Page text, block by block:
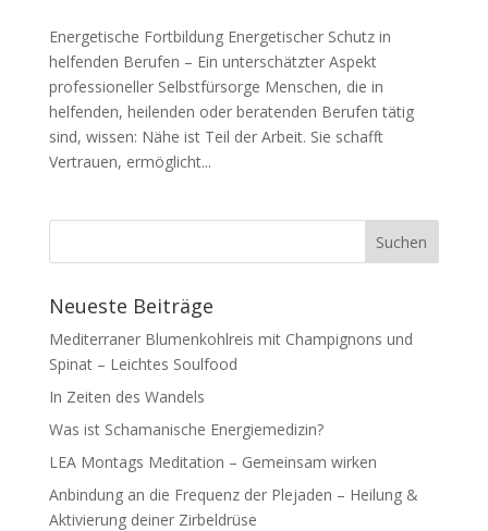
Energetische Fortbildung Energetischer Schutz in
helfenden Berufen – Ein unterschätzter Aspekt
professioneller Selbstfürsorge Menschen, die in
helfenden, heilenden oder beratenden Berufen tätig
sind, wissen: Nähe ist Teil der Arbeit. Sie schafft
Vertrauen, ermöglicht...
Neueste Beiträge
Mediterraner Blumenkohlreis mit Champignons und
Spinat – Leichtes Soulfood
In Zeiten des Wandels
Was ist Schamanische Energiemedizin?
LEA Montags Meditation – Gemeinsam wirken
Anbindung an die Frequenz der Plejaden – Heilung &
Aktivierung deiner Zirbeldrüse